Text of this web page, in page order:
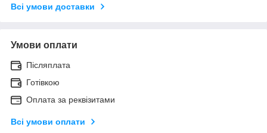
Всі умови доставки
Умови оплати
Післяплата
Готівкою
Оплата за реквізитами
Всі умови оплати